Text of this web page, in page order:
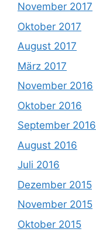
November 2017
Oktober 2017
August 2017
März 2017
November 2016
Oktober 2016
September 2016
August 2016
Juli 2016
Dezember 2015
November 2015
Oktober 2015